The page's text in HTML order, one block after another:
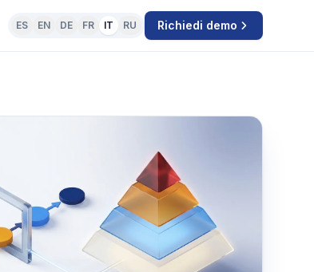
ES EN DE FR IT RU Richiedi demo